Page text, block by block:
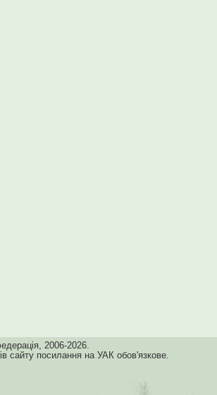
2006-2026.
сайту посилання на УАК обов'язкове.